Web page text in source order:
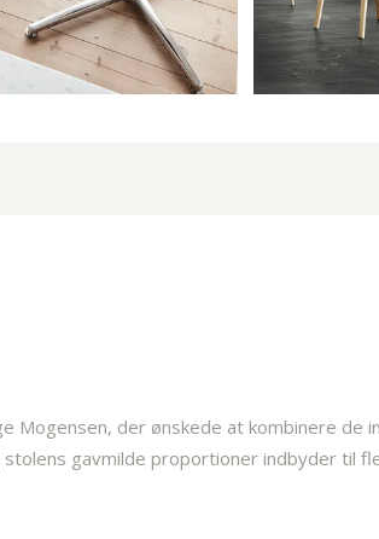
der ønskede at kombinere
gavmilde proportioner indbyder til